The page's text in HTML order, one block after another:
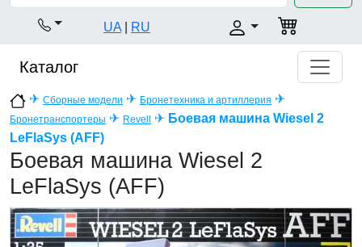
UA RU
Каталог
✈ Сборные модели ✈ Бронетехника и артиллерия ✈
Бронетранспортеры ✈ Revell ✈ Боевая машина Wiesel 2
LeFlaSys (AFF)
Боевая машина Wiesel 2
LeFlaSys (AFF)